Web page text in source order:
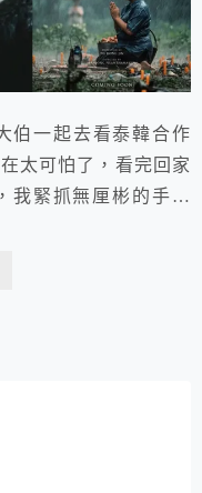
伯一起去看泰韓合作
太可怕了，看完回家
我緊抓無厘彬的手不